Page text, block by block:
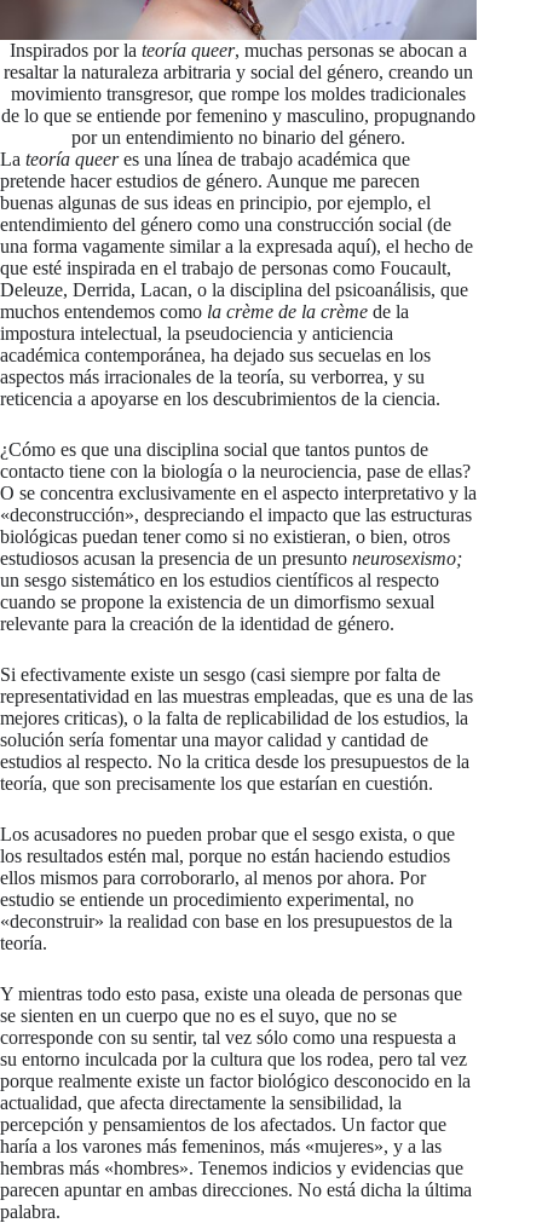
Inspirados por lateoría queer, muchas personas se abocan a
resaltar la naturaleza arbitraria y social del género, creando un
movimiento transgresor, que rompe los moldes tradicionales
de lo que se entiende por femenino y masculino, propugnando
por un entendimiento no binario del género.
La teoría queeres una línea de trabajo académica que
pretende hacer estudios de género. Aunque me parecen
buenas algunas de sus ideas en principio, por ejemplo, el
entendimiento del género como una construcción social (de
una forma vagamente similar a la expresada aquí), el hecho de
que esté inspirada en el trabajo de personas como Foucault,
Deleuze, Derrida, Lacan, o la disciplina del psicoanálisis, que
muchos entendemos como la crème de la crème de la
impostura intelectual, la pseudociencia y anticiencia
académica contemporánea, ha dejado sus secuelas en los
aspectos más irracionales de la teoría, su verborrea, y su
reticencia a apoyarse en los descubrimientos de la ciencia.
¿Cómo es que una disciplina social que tantos puntos de
contacto tiene con la biología o la neurociencia, pase de ellas?
O se concentra exclusivamente en el aspecto interpretativo y la
«deconstrucción», despreciando el impacto que las estructuras
biológicas puedan tener como si no existieran, o bien, otros
estudiosos acusan la presencia de un presunto neurosexismo;
un sesgo sistemático en los estudios científicos al respecto
cuando se propone la existencia de un dimorfismo sexual
relevante para la creación de la identidad de género.
Si efectivamente existe un sesgo (casi siempre por falta de
representatividad en las muestras empleadas, que es una de las
mejores criticas), o la falta de replicabilidad de los estudios, la
solución sería fomentar una mayor calidad y cantidad de
estudios al respecto. No la critica desde los presupuestos de la
teoría, que son precisamente los que estarían en cuestión.
Los acusadores no pueden probar que el sesgo exista, o que
los resultados estén mal, porque no están haciendo estudios
ellos mismos para corroborarlo, al menos por ahora. Por
estudio se entiende un procedimiento experimental, no
«deconstruir» la realidad con base en los presupuestos de la
teoría.
Y mientras todo esto pasa, existe una oleada de personas que
se sienten en un cuerpo que no es el suyo, que no se
corresponde con su sentir, tal vez sólo como una respuesta a
su entorno inculcada por la cultura que los rodea, pero tal vez
porque realmente existe un factor biológico desconocido en la
actualidad, que afecta directamente la sensibilidad, la
percepción y pensamientos de los afectados. Un factor que
haría a los varones más femeninos, más «mujeres», y a las
hembras más «hombres». Tenemos indicios y evidencias que
parecen apuntar en ambas direcciones. No está dicha la última
palabra.